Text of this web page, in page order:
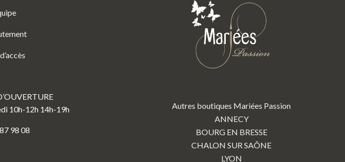
10h-12h 14h-19h
98 08
Autres boutiques Mariées Passion
ANNECY
BOURG EN BRESSE
CHALON SUR SAÔNE
LYON